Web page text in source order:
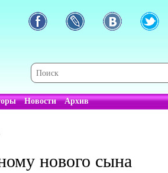
Новости Архив
нового сына